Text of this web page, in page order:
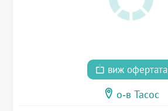
виж офертата
о-в Тасос